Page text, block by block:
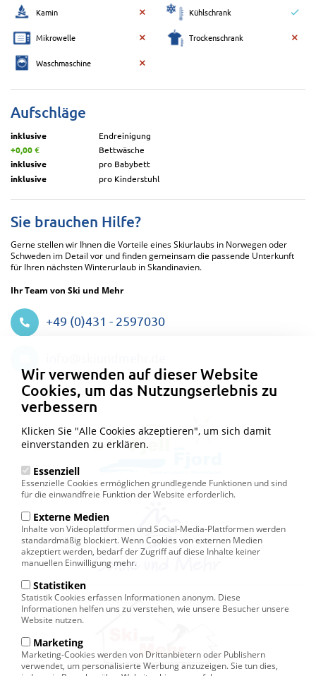
Kamin Kühlschrank
Mikrowelle Trockenschrank
Waschmaschine
Aufschläge
inklusive
Endreinigung
+0,00 €
Bettwäsche
inklusive
pro Babybett
inklusive
pro Kinderstuhl
Sie brauchen Hilfe?
Gerne stellen wir Ihnen die Vorteile eines Skiurlaubs in Norwegen oder
Schweden im Detail vor und finden gemeinsam die passende Unterkunft
für Ihren nächsten Winterurlaub in Skandinavien.
Ihr Team von Ski und Mehr
+49 (0)431 - 2597030
Wir verwenden auf dieser Website
Cookies, um das Nutzungserlebnis zu
verbessern
Klicken Sie "Alle Cookies akzeptieren", um sich damit
einverstanden zu erklären.
Essenziell
Essenzielle Cookies ermöglichen grundlegende Funktionen und sind
für die einwandfreie Funktion der Website erforderlich.
Externe Medien
Inhalte von Videoplattformen und Social-Media-Plattformen werden
standardmäßig blockiert. Wenn Cookies von externen Medien
akzeptiert werden, bedarf der Zugriff auf diese Inhalte keiner
manuellen Einwilligung mehr.
Statistiken
Statistik Cookies erfassen Informationen anonym. Diese
Informationen helfen uns zu verstehen, wie unsere Besucher unsere
Website nutzen.
Marketing
Marketing-Cookies werden von Drittanbietern oder Publishern
verwendet, um personalisierte Werbung anzuzeigen. Sie tun dies,